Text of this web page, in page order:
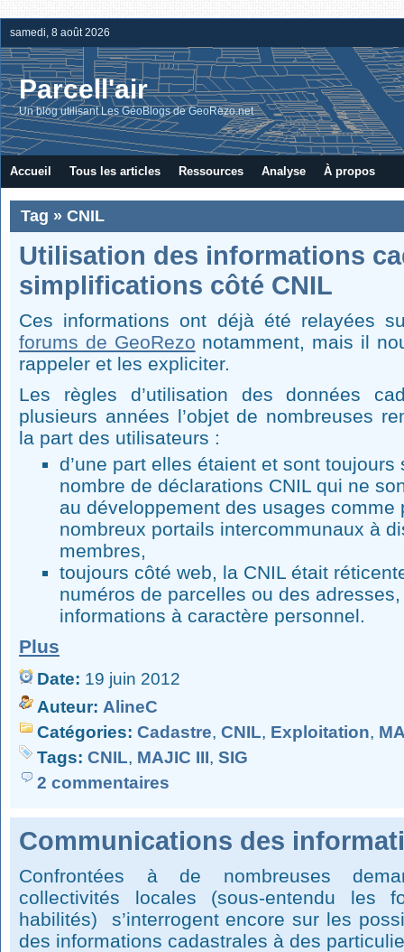
samedi, 8 août 2026
Parcell'air
Un blog utilisant Les GéoBlogs de GeoRezo.net
Accueil Tous les articles Ressources Analyse À propos
Tag » CNIL
Utilisation des informations
simplifications côté CNIL
Ces informations ont déjà été relayées
forums de GeoRezo notamment, mais il
rappeler et les expliciter.
Les règles d’utilisation des données
plusieurs années l’objet de nombreuses
la part des utilisateurs :
d’une part elles étaient et sont
nombre de déclarations CNIL qui ne
au développement des usages comme
nombreux portails intercommunaux à
membres,
toujours côté web, la CNIL était
numéros de parcelles ou des
informations à caractère personnel.
Plus
Date: 19 juin 2012
Auteur: AlineC
Catégories: Cadastre, CNIL, Exploitation,
Tags: CNIL, MAJIC III, SIG
2 commentaires
Communications des
Confrontées à de nombreuses
collectivités locales (sous-entendu les
habilités) s’interrogent encore sur les
des informations cadastrales à des